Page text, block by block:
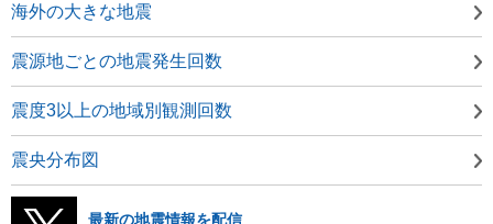
海外の大きな地震
震源地ごとの地震発生回数
震度3以上の地域別観測回数
震央分布図
最新の地震情報を配信